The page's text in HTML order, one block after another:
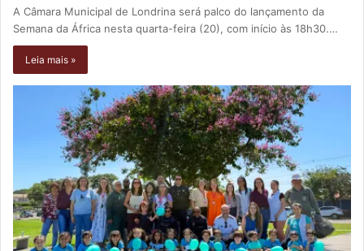
A Câmara Municipal de Londrina será palco do lançamento da
Semana da África nesta quarta-feira (20), com início às 18h30.…
Leia mais »